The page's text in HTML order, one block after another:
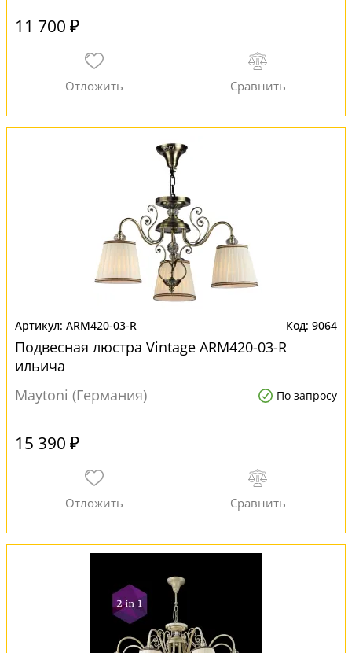
11 700 ₽
ARM420-03-R 9064
Подвесная люстра Vintage ARM420-03-R
ильича
Maytoni (Германия)
По запросу
15 390 ₽